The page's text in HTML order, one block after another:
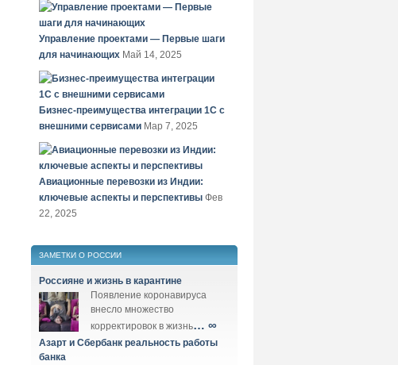
Управление проектами — Первые шаги
для начинающих Май 14, 2025
Бизнес-преимущества интеграции 1С с
внешними сервисами Мар 7, 2025
Авиационные перевозки из Индии:
ключевые аспекты и перспективы Фев
22, 2025
ЗАМЕТКИ О РОССИИ
Россияне и жизнь в карантине
Появление коронавируса
внесло множество
корректировок в жизнь… ∞
Азарт и Сбербанк реальность работы
банка